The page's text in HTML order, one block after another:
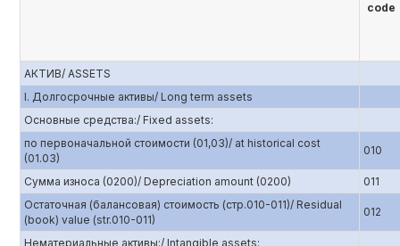
code
АКТИВ/ ASSETS
I. Долгосрочные активы/ Long term assets
Основные средства:/ Fixed assets:
по первоначальной стоимости (01,03)/ at historical cost
(01.03)
010
Сумма износа (0200)/ Depreciation amount (0200)
011
Остаточная (балансовая) стоимость (стр.010-011)/ Residual
(book) value (str.010-011)
012
Нематериальные активы:/ Intangible assets: